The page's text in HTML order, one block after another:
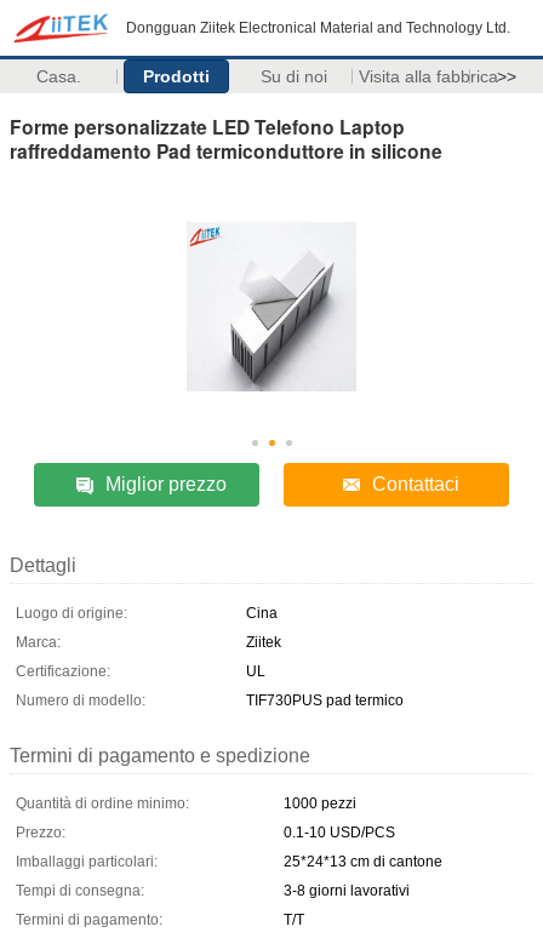
Dongguan Ziitek Electronical Material and Technology Ltd.
Casa. Prodotti Su di noi Visita alla fabbrica>>
Forme personalizzate LED Telefono Laptop
raffreddamento Pad termiconduttore in silicone
Miglior prezzo Contattaci
Dettagli
Luogo di origine:
Cina
Marca:
Ziitek
Certificazione:
UL
Numero di modello:
TIF730PUS pad termico
Termini di pagamento e spedizione
Quantità di ordine minimo:
1000 pezzi
Prezzo:
0.1-10 USD/PCS
Imballaggi particolari:
25*24*13 cm di cantone
Tempi di consegna:
3-8 giorni lavorativi
Termini di pagamento:
T/T